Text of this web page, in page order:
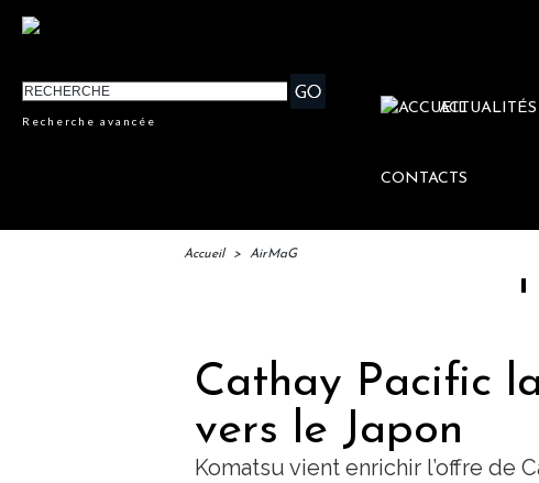
Recherche avancée
ACTUALITÉS
CONTACTS
Accueil > AirMaG
IFTM :
Cathay Pacific
vers le Japon
Komatsu vient enrichir l’offre de